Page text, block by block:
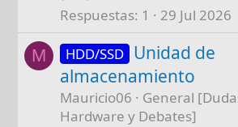
Respuestas 1 29 Jul 2026
M HDD/SSD Unidad de
almacenamiento
Mauricio06
General
Hardware y Debates]